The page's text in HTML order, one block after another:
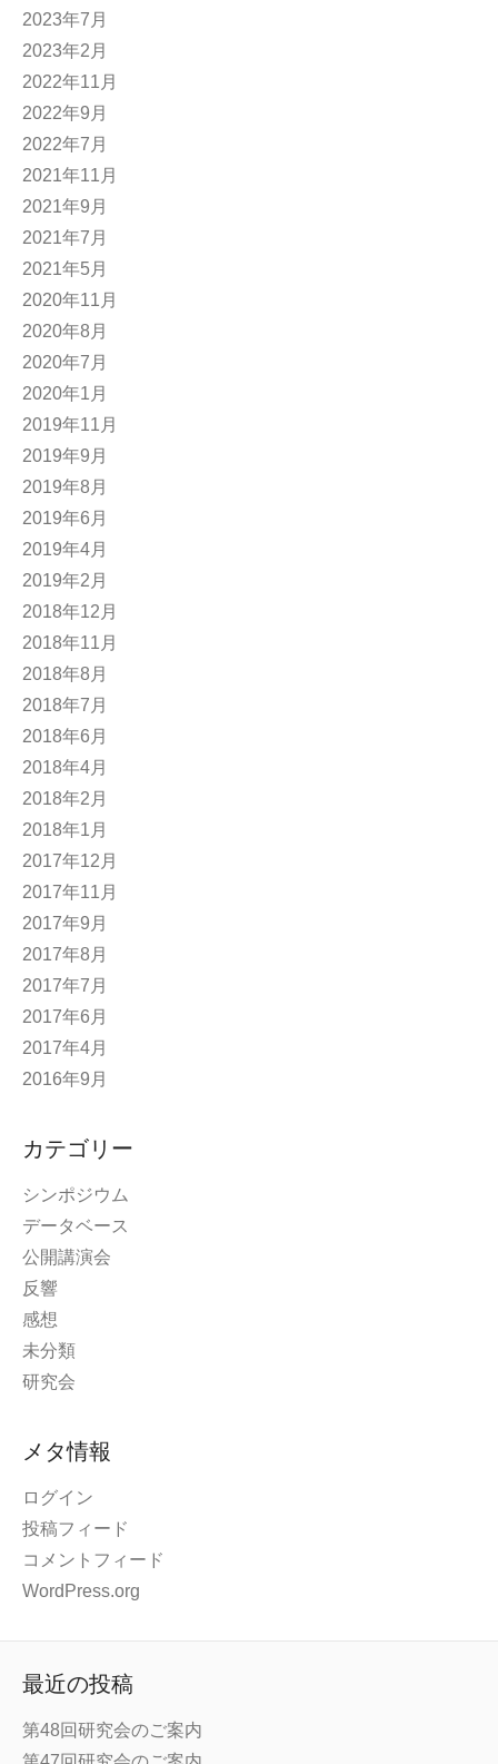
2023年7月
2023年2月
2022年11月
2022年9月
2022年7月
2021年11月
2021年9月
2021年7月
2021年5月
2020年11月
2020年8月
2020年7月
2020年1月
2019年11月
2019年9月
2019年8月
2019年6月
2019年4月
2019年2月
2018年12月
2018年11月
2018年8月
2018年7月
2018年6月
2018年4月
2018年2月
2018年1月
2017年12月
2017年11月
2017年9月
2017年8月
2017年7月
2017年6月
2017年4月
2016年9月
カテゴリー
シンポジウム
データベース
公開講演会
反響
感想
未分類
研究会
メタ情報
ログイン
投稿フィード
コメントフィード
WordPress.org
最近の投稿
第48回研究会のご案内